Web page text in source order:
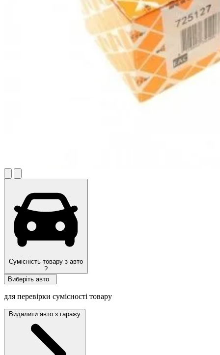
Сумісність товару з авто
?
Виберіть авто
для перевірки сумісності товару
Видалити авто з гаражу